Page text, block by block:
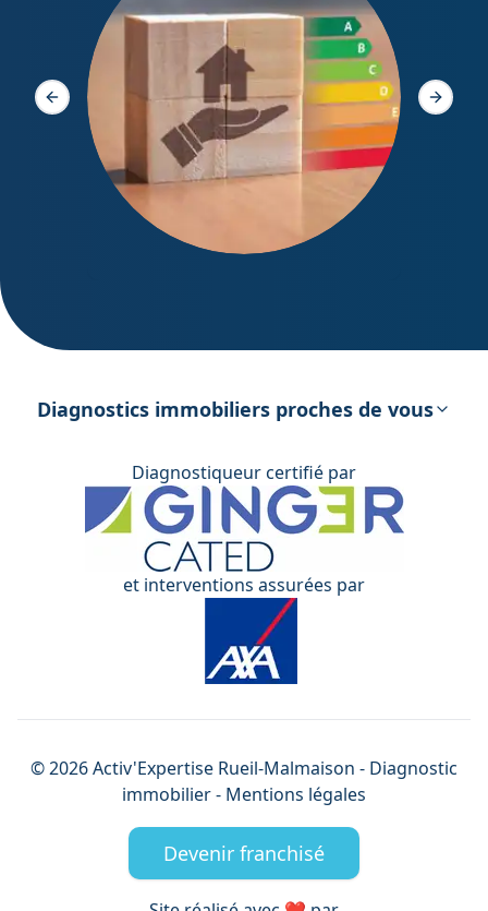
énergétique
Slide précédente Slide
Diagnostics immobiliers proches de vous
Diagnostiqueur certifié par
et interventions assurées par
©2026Activ'Expertise Rueil-Malmaison - Diagnostic
immobilier - Mentions légales
Devenir franchisé